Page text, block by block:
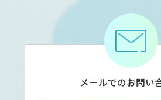
メールでのお問い